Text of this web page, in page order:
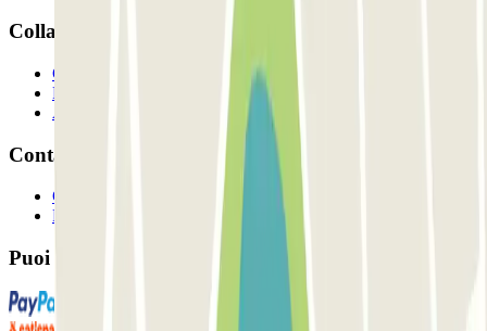
Collaboriamo?
Collaboratori
Proprietari di parcheggio
Affiliati
Contatto
Contattaci
FAQ
Puoi utilizzare questi metodi di pagamento: